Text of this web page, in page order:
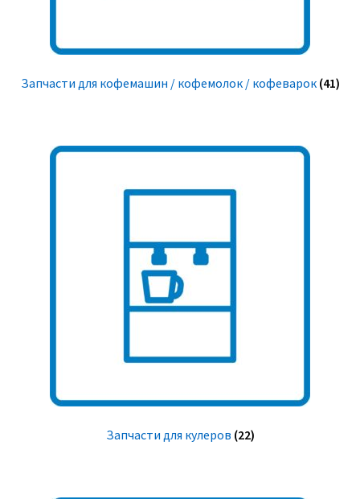
Запчасти для кофемашин / кофемолок / кофеварок (41)
Запчасти для кулеров (22)